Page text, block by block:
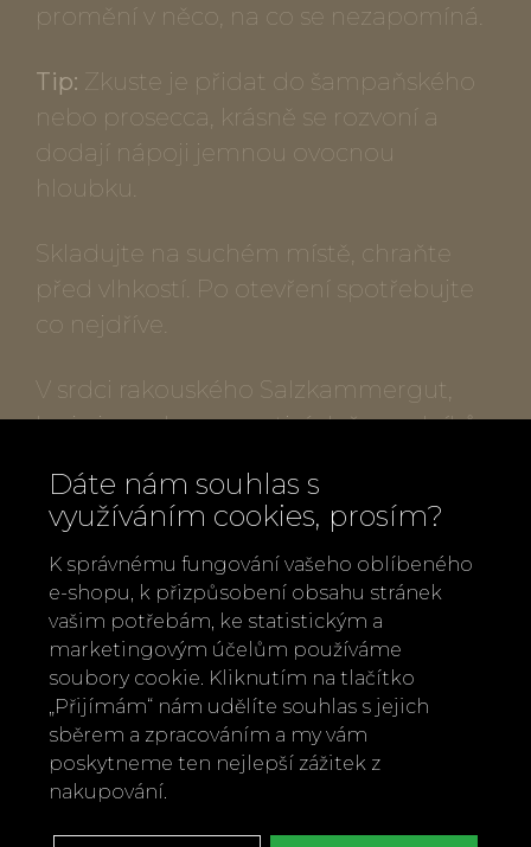
promění v něco, na co se nezapomíná.
Tip: Zkuste je přidat do šampaňského
nebo prosecca, krásně se rozvoní a
dodají nápoji jemnou ovocnou
hloubku.
Skladujte na suchém místě, chraňte
před vlhkostí. Po otevření spotřebujte
co nejdříve.
V srdci rakouského Salzkammergut,
kraje jezer, hor a poctivých řemeslníků,
Sinne, kde přibližně deset lidí ručně, v
malých šaržích, tvoří přes 160 produktů
s jedním společným jmenovatelem:
poctivé suroviny, minimum přísad a
krásný design. Pokud budete někdy v
Horním Rakousku, manufakturu lze i
osobně navštívit. Funguje jako
zážitkové místo s ochutnávkami, kde si
celý příběh značky můžete doslova
Dáte nám souhlas s
využíváním cookies, prosím?
K správnému fungování vašeho oblíbeného
e-shopu, k přizpůsobení obsahu stránek
vašim potřebám, ke statistickým a
marketingovým účelům používáme
soubory cookie. Kliknutím na tlačítko
„Přijímám“ nám udělíte souhlas s jejich
sběrem a zpracováním a my vám
poskytneme ten nejlepší zážitek z
nakupování.